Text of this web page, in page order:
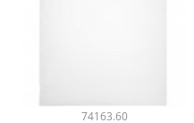
74163.60